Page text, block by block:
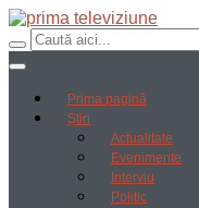
Prima pagină
Știri
Actualitate
Evenimente
Interviu
Politic